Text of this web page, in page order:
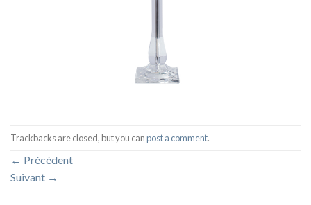
Trackbacks are closed, but you canpost a comment.
← Précédent
Suivant →